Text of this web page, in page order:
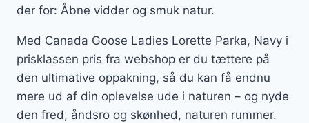
der for: Åbne vidder og smuk natur.
Med Canada Goose Ladies Lorette Parka, Navy i
prisklassen pris fra webshop er du tættere på
den ultimative oppakning, så du kan få endnu
mere ud af din oplevelse ude i naturen – og nyde
den fred, åndsro og skønhed, naturen rummer.